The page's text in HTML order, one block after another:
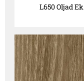
L650 Oljad Ek